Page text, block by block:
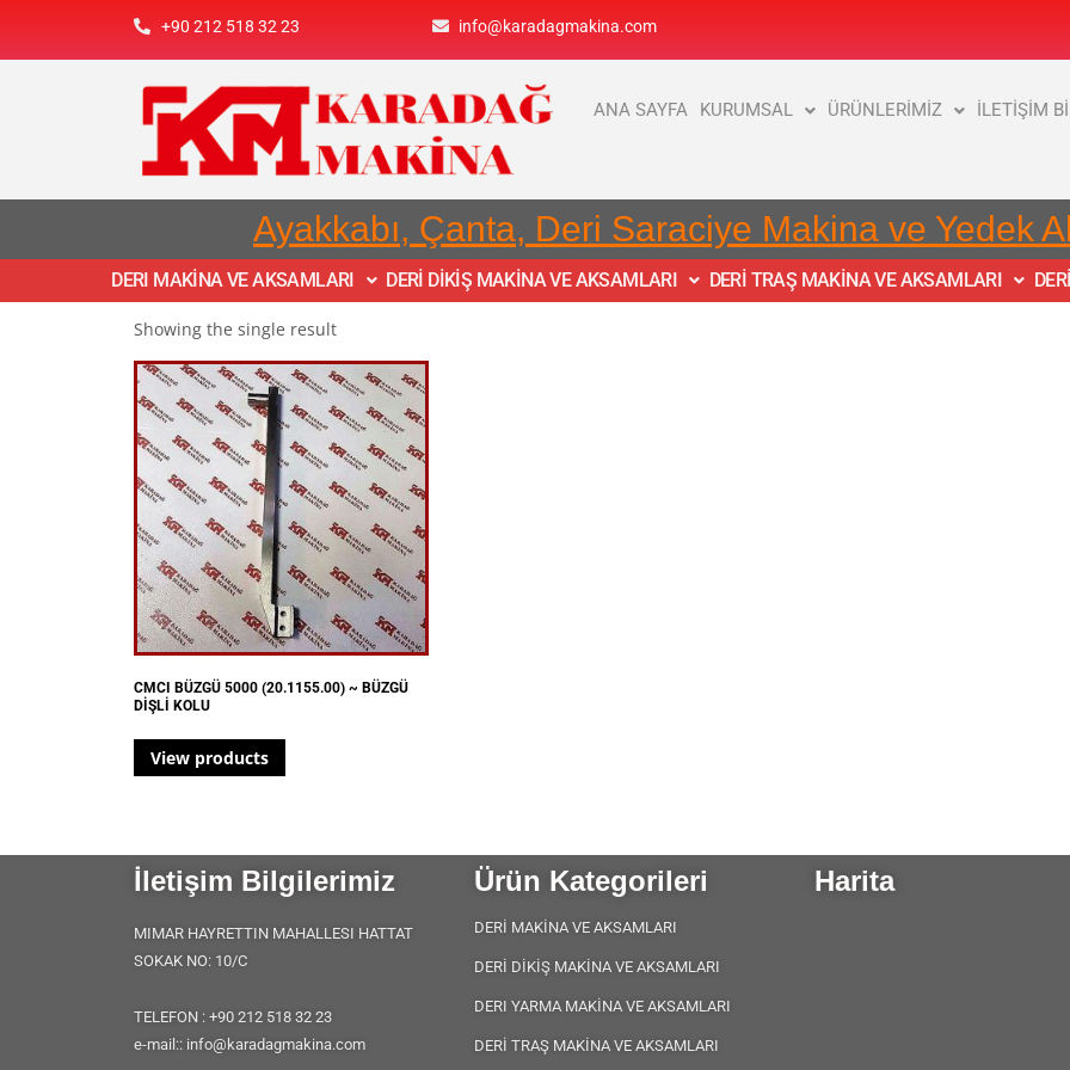
+90 212 518 32 23 info@karadagmakina.com
ANA SAYFA KURUMSAL ÜRÜNLERİMİZ İLETİŞİM
Ayakkabı, Çanta, Deri Saraciye Makina ve Yedek
DERI MAKİNA VE AKSAMLARI DERİ DİKİŞ MAKİNA VE AKSAMLARI DERİ TRAŞ MAKİNA VE AKSAMLARI
Showing the single result
CMCI BÜZGÜ 5000 (20.1155.00) ~ BÜZGÜ
DİŞLİ KOLU
View products
İletişim Bilgilerimiz
MIMAR HAYRETTIN MAHALLESI HATTAT
SOKAK NO: 10/C
TELEFON : +90 212 518 32 23
e-mail:: info@karadagmakina.com
Ürün Kategorileri
DERİ MAKİNA VE AKSAMLARI
DERİ DİKİŞ MAKİNA VE AKSAMLARI
DERI YARMA MAKİNA VE AKSAMLARI
DERİ TRAŞ MAKİNA VE AKSAMLARI
Harita